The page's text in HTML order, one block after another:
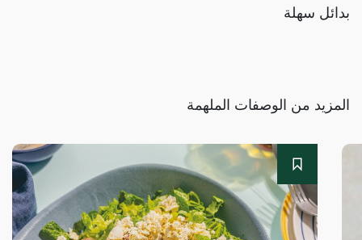
بدائل سهلة
المزيد من الوصفات الملهمة